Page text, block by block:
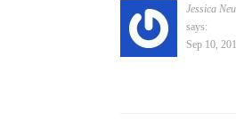
Jessica
says:
Sep 10,